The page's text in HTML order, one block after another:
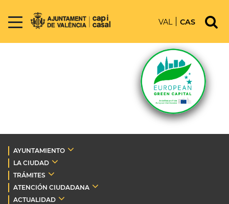
VAL CAS
AYUNTAMIENTO
LA CIUDAD
TRÁMITES
ATENCIÓN CIUDADANA
ACTUALIDAD